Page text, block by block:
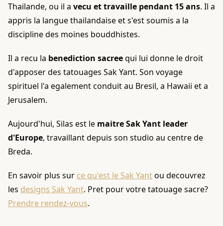
Thailande, ou il a vecu et travaille pendant 15 ans. Il a
appris la langue thailandaise et s'est soumis a la
discipline des moines bouddhistes.
Il a recu la benediction sacreequi lui donne le droit
d'apposer des tatouages Sak Yant. Son voyage
spirituel l'a egalement conduit au Bresil, a Hawaii et a
Jerusalem.
Aujourd'hui, Silas est le maitre Sak Yant leader
d'Europe, travaillant depuis son studio au centre de
Breda.
En savoir plus sur ce qu'est le Sak Yantou decouvrez
les designs Sak Yant. Pret pour votre tatouage sacre?
Prendre rendez-vous.